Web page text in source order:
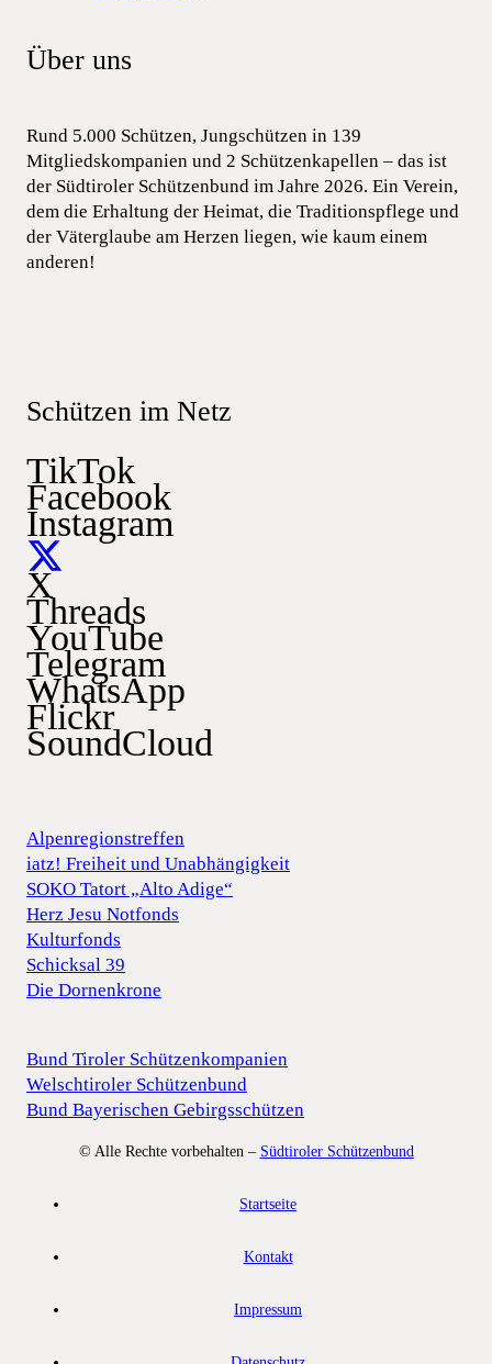
Über uns
Rund 5.000 Schützen, Jungschützen in 139
Mitgliedskompanien und 2 Schützenkapellen – das ist
der Südtiroler Schützenbund im Jahre 2026. Ein Verein,
dem die Erhaltung der Heimat, die Traditionspflege und
der Väterglaube am Herzen liegen, wie kaum einem
anderen!
Schützen im Netz
TikTok
Facebook
Instagram
X
Threads
YouTube
Telegram
WhatsApp
Flickr
SoundCloud
Alpenregionstreffen
iatz! Freiheit und Unabhängigkeit
SOKO Tatort „Alto Adige“
Herz Jesu Notfonds
Kulturfonds
Schicksal 39
Die Dornenkrone
Bund Tiroler Schützenkompanien
Welschtiroler Schützenbund
Bund Bayerischen Gebirgsschützen
© Alle Rechte vorbehalten – Südtiroler Schützenbund
Startseite
Kontakt
Impressum